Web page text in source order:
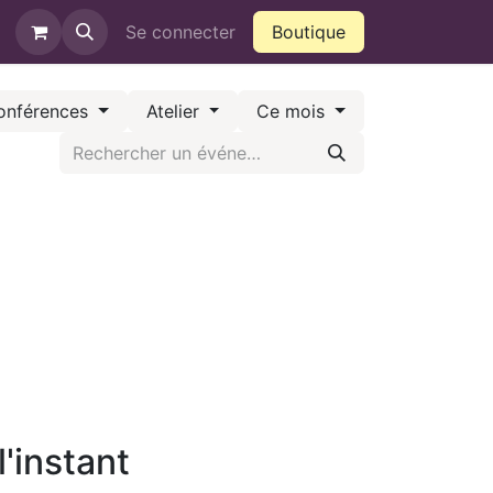
QVCT Se connecter Boutique
Atelier Ce mois